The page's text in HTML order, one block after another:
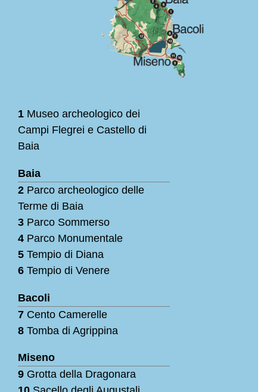
1 Museo archeologico dei
Campi Flegrei e Castello di
Baia
Baia
2 Parco archeologico delle
Terme di Baia
3 Parco Sommerso
4 Parco Monumentale
5 Tempio di Diana
6 Tempio di Venere
Bacoli
7 Cento Camerelle
8 Tomba di Agrippina
Miseno
9 Grotta della Dragonara